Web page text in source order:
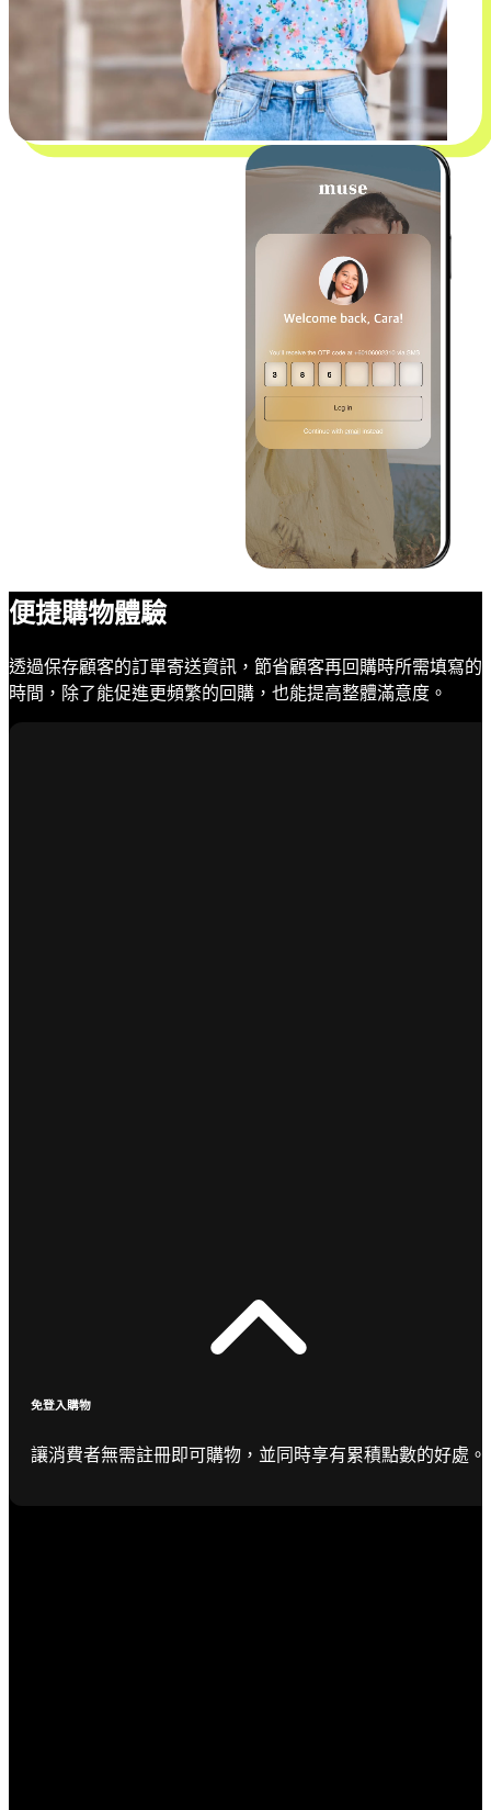
便捷購物體驗
透過保存顧客的訂單寄送資訊，節省顧客再回購時所需填寫的
時間，除了能促進更頻繁的回購，也能提高整體滿意度。
免登入購物
讓消費者無需註冊即可購物，並同時享有累積點數的好處。